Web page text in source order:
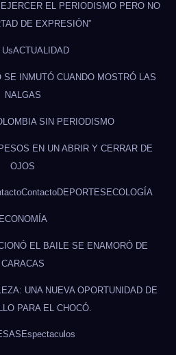
EL PERIODISMO PERO NO
DE EXPRESIÓN”
ACTUALIDAD
INMUTÓ CUANDO MOSTRÓ LAS
NALGAS
SIN PERIODISMO
EN UN ABRIR Y CERRAR DE
OJOS
ContactoDEPORTES ECOLOGÍA
ECONOMÍA
EL BAILE SE ENAMORÓ DE
CARACAS
UNA NUEVA OPORTUNIDAD DE
PARA EL CHOCÓ.
Espectaculos